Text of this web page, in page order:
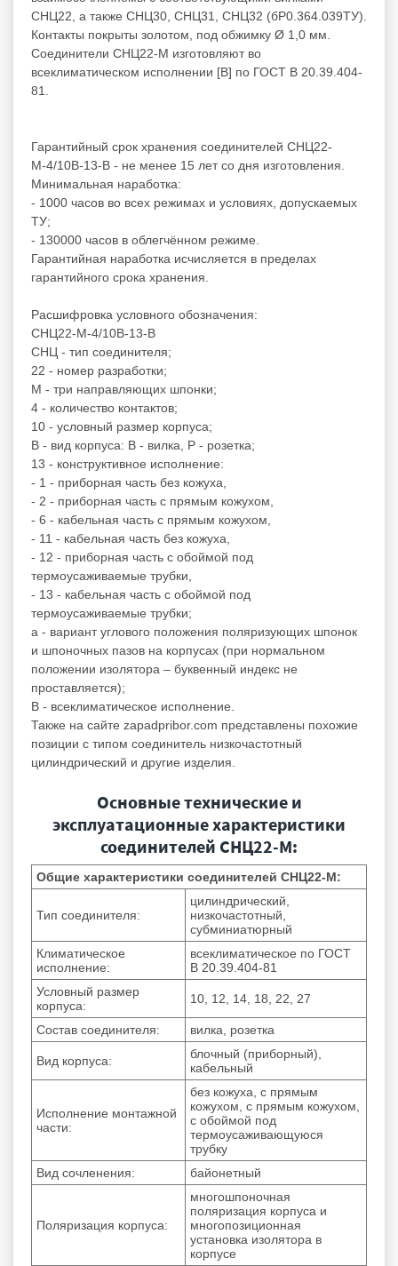
СНЦ22, а также СНЦ30, СНЦ31, СНЦ32 (бР0.364.039ТУ).
Контакты покрыты золотом, под обжимку Ø 1,0 мм.
Соединители СНЦ22-М изготовляют во
всеклиматическом исполнении [В] по ГОСТ В 20.39.404-
81.
Гарантийный срок хранения соединителей СНЦ22-
М-4/10В-13-В - не менее 15 лет со дня изготовления.
Минимальная наработка:
- 1000 часов во всех режимах и условиях, допускаемых
ТУ;
- 130000 часов в облегчённом режиме.
Гарантийная наработка исчисляется в пределах
гарантийного срока хранения.
Расшифровка условного обозначения:
СНЦ22-М-4/10В-13-В
СНЦ - тип соединителя;
22 - номер разработки;
М - три направляющих шпонки;
4 - количество контактов;
10 - условный размер корпуса;
В - вид корпуса: В - вилка, Р - розетка;
13 - конструктивное исполнение:
- 1 - приборная часть без кожуха,
- 2 - приборная часть с прямым кожухом,
- 6 - кабельная часть с прямым кожухом,
- 11 - кабельная часть без кожуха,
- 12 - приборная часть с обоймой под
термоусаживаемые трубки,
- 13 - кабельная часть с обоймой под
термоусаживаемые трубки;
а - вариант углового положения поляризующих шпонок
и шпоночных пазов на корпусах (при нормальном
положении изолятора – буквенный индекс не
проставляется);
В - всеклиматическое исполнение.
Также на сайте zapadpribor.com представлены похожие
позиции с типом соединитель низкочастотный
цилиндрический и другие изделия.
Основные технические и
эксплуатационные характеристики
соединителей СНЦ22-М:
Общие характеристики соединителей СНЦ22-М:
Тип соединителя:
цилиндрический,
низкочастотный,
субминиатюрный
Климатическое
исполнение:
всеклиматическое по ГОСТ
В 20.39.404-81
Условный размер
корпуса:
10, 12, 14, 18, 22, 27
Состав соединителя: вилка, розетка
Вид корпуса:
блочный (приборный),
кабельный
Исполнение монтажной
части:
без кожуха, с прямым
кожухом, с прямым кожухом,
с обоймой под
термоусаживающуюся
трубку
Вид сочленения:
байонетный
Поляризация корпуса:
многошпоночная
поляризация корпуса и
многопозиционная
установка изолятора в
корпусе